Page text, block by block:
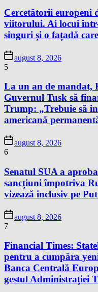
Cercetătorii europeni
viitorului. Ai locui într-
singuri și o fațadă
august 8, 2026
5
La un an de mandat,
Guvernul Tusk să
Trump: „Trebuie să
americană
august 8, 2026
6
Senatul SUA a
sancțiuni împotriva
vizează inclusiv pe
august 8, 2026
7
Financial Times:
pentru a cumpăra
Banca Centrală
gestul Administrației